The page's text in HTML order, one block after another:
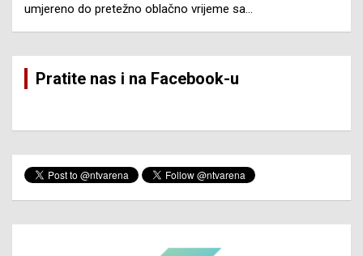
umjereno do pretežno oblačno vrijeme sa…
Pratite nas i na Facebook-u